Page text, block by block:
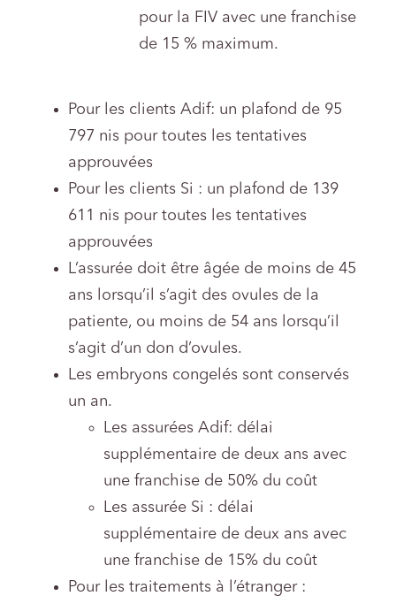
pour la FIV avec une franchise
de 15 % maximum.
Pour les clients Adif: un plafond de 95
797 nis pour toutes les tentatives
approuvées
Pour les clients Si : un plafond de 139
611 nis pour toutes les tentatives
approuvées
L’assurée doit être âgée de moins de 45
ans lorsqu’il s’agit des ovules de la
patiente, ou moins de 54 ans lorsqu’il
s’agit d’un don d’ovules.
Les embryons congelés sont conservés
un an.
Les assurées Adif: délai
supplémentaire de deux ans avec
une franchise de 50% du coût
Les assurée Si : délai
supplémentaire de deux ans avec
une franchise de 15% du coût
Pour les traitements à l’étranger :